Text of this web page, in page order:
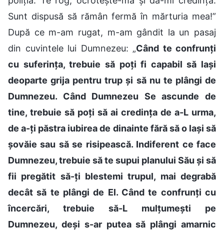
Sunt dispusă să rămân fermă în mărturia mea!”
După ce m-am rugat, m-am gândit la un pasaj
din cuvintele lui Dumnezeu: „Când te confrunți
cu suferința, trebuie să poți fi capabil să lași
deoparte grija pentru trup și să nu te plângi de
Dumnezeu. Când Dumnezeu Se ascunde de
tine, trebuie să poți să ai credința de a-L urma,
de a-ți păstra iubirea de dinainte fără să o lași să
șovăie sau să se risipească. Indiferent ce face
Dumnezeu, trebuie să te supui planului Său și să
fii pregătit să-ți blestemi trupul, mai degrabă
decât să te plângi de El. Când te confrunți cu
încercări, trebuie să-L mulțumești pe
Dumnezeu, deși s-ar putea să plângi amarnic